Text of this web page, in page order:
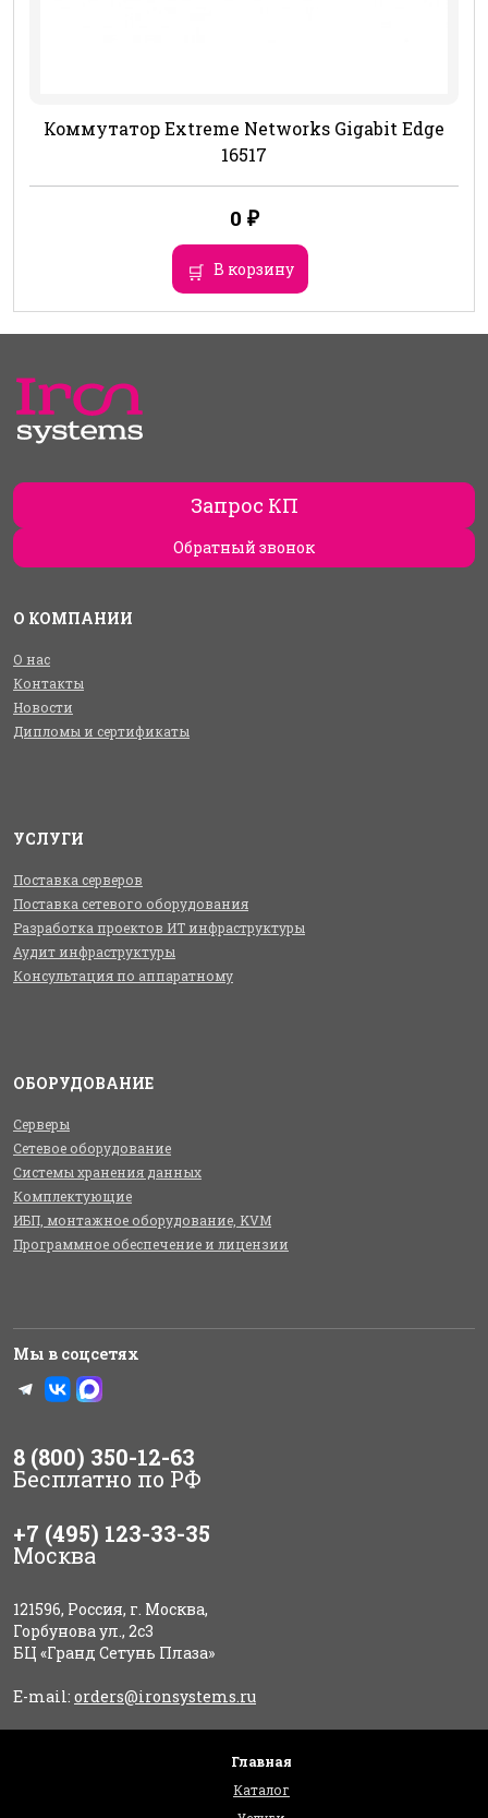
Коммутатор Extreme Networks Gigabit Edge
16517
0 ₽
В корзину
Запрос КП
Обратный звонок
О КОМПАНИИ
О нас
Контакты
Новости
Дипломы и сертификаты
УСЛУГИ
Поставка серверов
Поставка сетевого оборудования
Разработка проектов ИТ инфраструктуры
Аудит инфраструктуры
Консультация по аппаратному
ОБОРУДОВАНИЕ
Серверы
Сетевое оборудование
Системы хранения данных
Комплектующие
ИБП, монтажное оборудование, KVM
Программное обеспечение и лицензии
Мы в соцсетях
8 (800) 350-12-63
Бесплатно по РФ
+7 (495) 123-33-35
Москва
121596, Россия, г. Москва,
Горбунова ул., 2с3
БЦ «Гранд Сетунь Плаза»
E-mail: orders@ironsystems.ru
Главная
Каталог